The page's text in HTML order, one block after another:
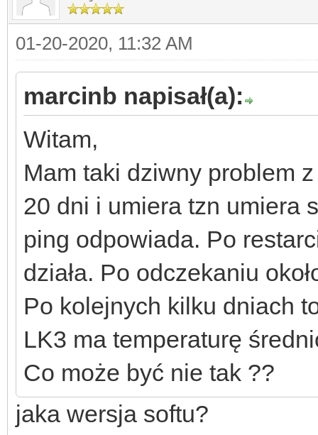
01-20-2020, 11:32 AM
marcinb napisał(a):
Witam,
Mam taki dziwny problem
20 dni i umiera tzn umiera
ping odpowiada. Po
działa. Po odczekaniu
Po kolejnych kilku dniach
LK3 ma temperaturę
Co może być nie tak ??
jaka wersja softu?